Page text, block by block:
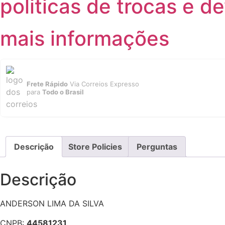
politicas de trocas e
mais informações
Frete Rápido Via Correios Expresso
para Todo o Brasil
Descrição Store Policies Perguntas
Descrição
ANDERSON LIMA DA SILVA
CNPB: 44581231